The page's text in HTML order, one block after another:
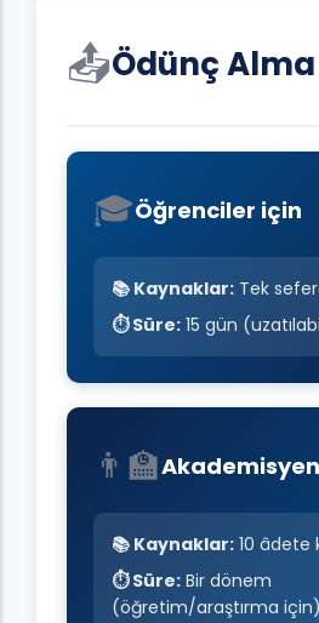
📤Ödünç Alma
🎓Öğrenciler için
📚 Kaynaklar: Tek
⏱️ Süre: 15 gün
👨‍🏫
📚 Kaynaklar: 10 âdete
⏱️ Süre: Bir dönem
(öğretim/araştırma için)